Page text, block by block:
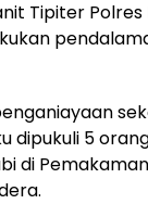
Tipiter Polres
dipukuli 5
di